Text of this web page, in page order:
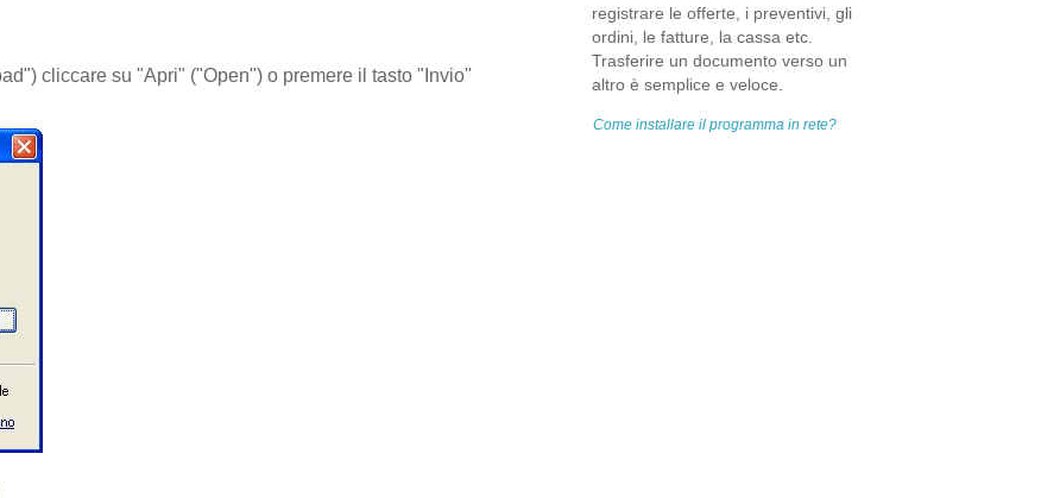
cliccare su "Apri" ("Open") o premere il tasto "Invio"
registrare le offerte, i preventivi, gli
ordini, le fatture, la cassa etc.
Trasferire un documento verso un
altro è semplice e veloce.
Come installare il programma in rete?